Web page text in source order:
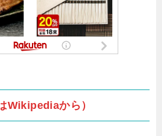
から）